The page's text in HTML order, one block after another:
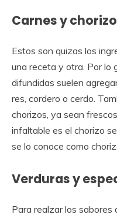
Carnes y
Estos son quizas los
una receta y otra. Por lo
difundidas suelen
res, cordero o cerdo.
chorizos, ya sean
infaltable es el chorizo
se lo conoce como
Verduras y
Para realzar los sabores